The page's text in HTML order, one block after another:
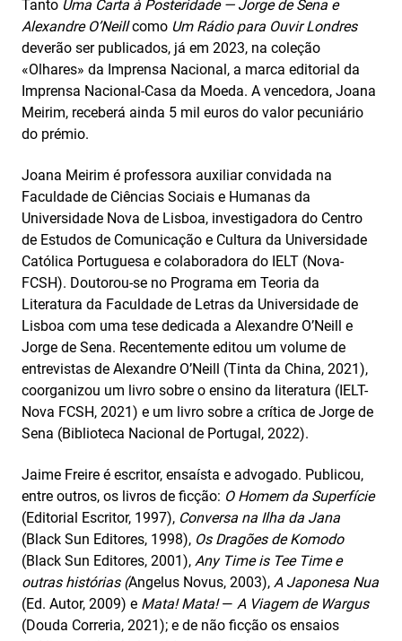
Tanto Uma Carta à Posteridade — Jorge de Sena e
Alexandre O’Neillcomo Um Rádio para Ouvir Londres
deverão ser publicados, já em 2023, na coleção
«Olhares» da Imprensa Nacional, a marca editorial da
Imprensa Nacional-Casa da Moeda. A vencedora, Joana
Meirim, receberá ainda 5 mil euros do valor pecuniário
do prémio.
Joana Meirim é professora auxiliar convidada na
Faculdade de Ciências Sociais e Humanas da
Universidade Nova de Lisboa, investigadora do Centro
de Estudos de Comunicação e Cultura da Universidade
Católica Portuguesa e colaboradora do IELT (Nova-
FCSH). Doutorou-se no Programa em Teoria da
Literatura da Faculdade de Letras da Universidade de
Lisboa com uma tese dedicada a Alexandre O’Neill e
Jorge de Sena. Recentemente editou um volume de
entrevistas de Alexandre O’Neill (Tinta da China, 2021),
coorganizou um livro sobre o ensino da literatura (IELT-
Nova FCSH, 2021) e um livro sobre a crítica de Jorge de
Sena (Biblioteca Nacional de Portugal, 2022).
Jaime Freire é escritor, ensaísta e advogado. Publicou,
entre outros, os livros de ficção: O Homem da Superfície
(Editorial Escritor, 1997), Conversa na Ilha da Jana
(Black Sun Editores, 1998), Os Dragões de Komodo
(Black Sun Editores, 2001), Any Time is Tee Time e
outras histórias (Angelus Novus, 2003), A Japonesa Nua
(Ed. Autor, 2009) e Mata! Mata!— A Viagem de Wargus
(Douda Correria, 2021); e de não ficção os ensaios